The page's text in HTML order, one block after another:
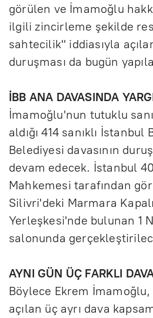
görülen ve İmamoğlu
ilgili zincirleme şekilde
sahtecilik" iddiasıyla
duruşması da bugün
İBB ANA DAVASINDA
İmamoğlu'nun tutuklu
aldığı 414 sanıklı İstanbul
Belediyesi davasının
devam edecek. İstanbul
Mahkemesi tarafından
Silivri'deki Marmara
Yerleşkesi'nde bulunan 1
salonunda
AYNI GÜN ÜÇ FARKLI
Böylece Ekrem İmamoğlu,
açılan üç ayrı dava